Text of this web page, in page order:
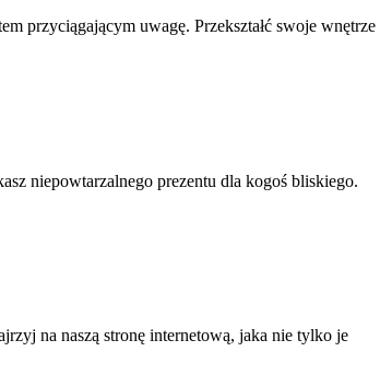
przyciągającym uwagę. Przekształć swoje wnętrze
niepowtarzalnego prezentu dla kogoś bliskiego.
na naszą stronę internetową, jaka nie tylko je